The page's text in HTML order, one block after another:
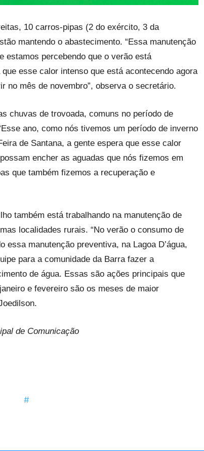
10 carros-pipas (2 do exército, 3 da
mantendo o abastecimento. “Essa manutenção
estamos percebendo que o verão está
esse calor intenso que está acontecendo agora
no mês de novembro”, observa o secretário.
chuvas de trovoada, comuns no período de
ano, como nós tivemos um período de inverno
de Santana, a gente espera que esse calor
encher as aguadas que nós fizemos em
que também fizemos a recuperação e
também está trabalhando na manutenção de
localidades rurais. “No verão o consumo de
essa manutenção preventiva, na Lagoa D’água,
para a comunidade da Barra fazer a
de água. Essas são ações principais que
e fevereiro são os meses de maior
de Comunicação